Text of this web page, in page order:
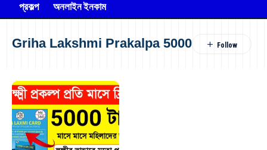
প্রকল্প
অনলাইন ইনকাম
Griha Lakshmi Prakalpa 5000